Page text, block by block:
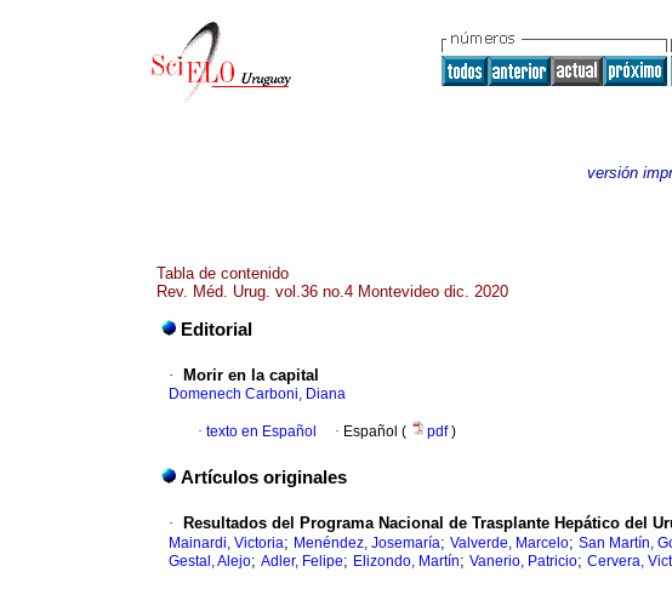
versión
Tabla de contenido
Rev. Méd. Urug. vol.36 no.4 Montevideo dic. 2020
Editorial
· Morir en la capital
Domenech Carboni, Diana
· texto en Español · Español ( pdf)
Artículos originales
· Resultados del Programa Nacional de Trasplante Hepático del
Mainardi, Victoria; Menéndez, Josemaría; Valverde, Marcelo; San Martín,
Gestal, Alejo; Adler, Felipe; Elizondo, Martín; Vanerio, Patricio; Cervera,